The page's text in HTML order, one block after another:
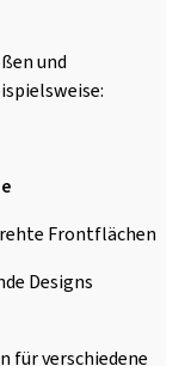
und
Frontflächen
Designs
für verschiedene